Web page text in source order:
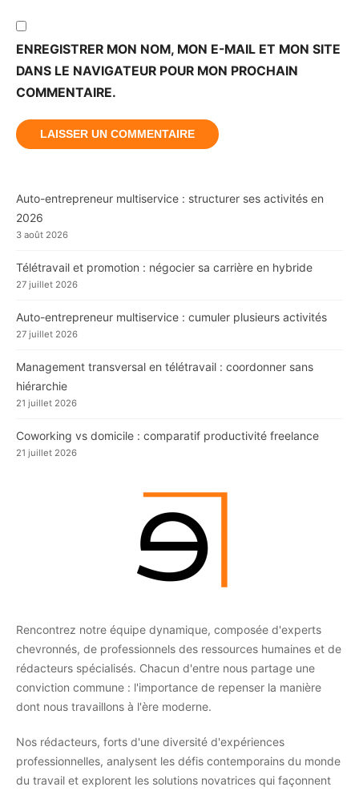
ENREGISTRER MON NOM, MON E-MAIL ET MON SITE
DANS LE NAVIGATEUR POUR MON PROCHAIN
COMMENTAIRE.
Auto-entrepreneur multiservice : structurer ses activités en
2026
3 août 2026
Télétravail et promotion : négocier sa carrière en hybride
27 juillet 2026
Auto-entrepreneur multiservice : cumuler plusieurs activités
27 juillet 2026
Management transversal en télétravail : coordonner sans
hiérarchie
21 juillet 2026
Coworking vs domicile : comparatif productivité freelance
21 juillet 2026
Rencontrez notre équipe dynamique, composée d'experts
chevronnés, de professionnels des ressources humaines et de
rédacteurs spécialisés. Chacun d'entre nous partage une
conviction commune : l'importance de repenser la manière
dont nous travaillons à l'ère moderne.
Nos rédacteurs, forts d'une diversité d'expériences
professionnelles, analysent les défis contemporains du monde
du travail et explorent les solutions novatrices qui façonnent